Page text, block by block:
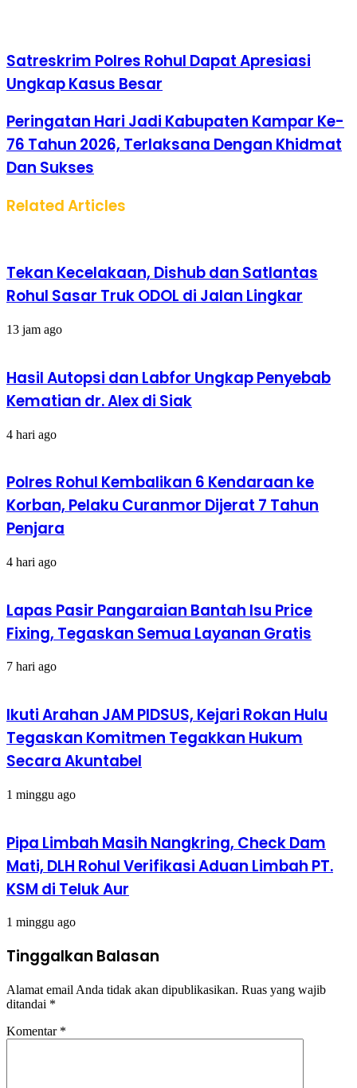
Satreskrim Polres Rohul Dapat Apresiasi
Ungkap Kasus Besar
Peringatan Hari Jadi Kabupaten Kampar Ke-
76 Tahun 2026, Terlaksana Dengan Khidmat
Dan Sukses
Related Articles
Tekan Kecelakaan, Dishub dan Satlantas
Rohul Sasar Truk ODOL di Jalan Lingkar
13 jam ago
Hasil Autopsi dan Labfor Ungkap Penyebab
Kematian dr. Alex di Siak
4 hari ago
Polres Rohul Kembalikan 6 Kendaraan ke
Korban, Pelaku Curanmor Dijerat 7 Tahun
Penjara
4 hari ago
Lapas Pasir Pangaraian Bantah Isu Price
Fixing, Tegaskan Semua Layanan Gratis
7 hari ago
Ikuti Arahan JAM PIDSUS, Kejari Rokan Hulu
Tegaskan Komitmen Tegakkan Hukum
Secara Akuntabel
1 minggu ago
Pipa Limbah Masih Nangkring, Check Dam
Mati, DLH Rohul Verifikasi Aduan Limbah PT.
KSM di Teluk Aur
1 minggu ago
Tinggalkan Balasan
Alamat email Anda tidak akan dipublikasikan. Ruas yang wajib
ditandai *
Komentar *